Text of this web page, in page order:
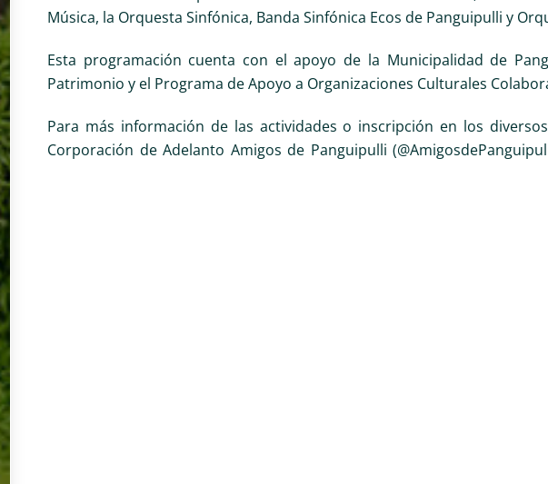
Música, la Orquesta Sinfónica, Banda Sinfónica Ecos de Panguipulli y
Esta programación cuenta con el apoyo de la Municipalidad de
Patrimonio y el Programa de Apoyo a Organizaciones Culturales
Para más información de las actividades o inscripción en los
Corporación de Adelanto Amigos de Panguipulli